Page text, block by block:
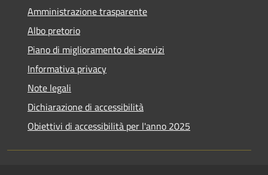
Amministrazione trasparente
Albo pretorio
Piano di miglioramento dei servizi
Informativa privacy
Note legali
Dichiarazione di accessibilità
Obiettivi di accessibilità per l'anno 2025